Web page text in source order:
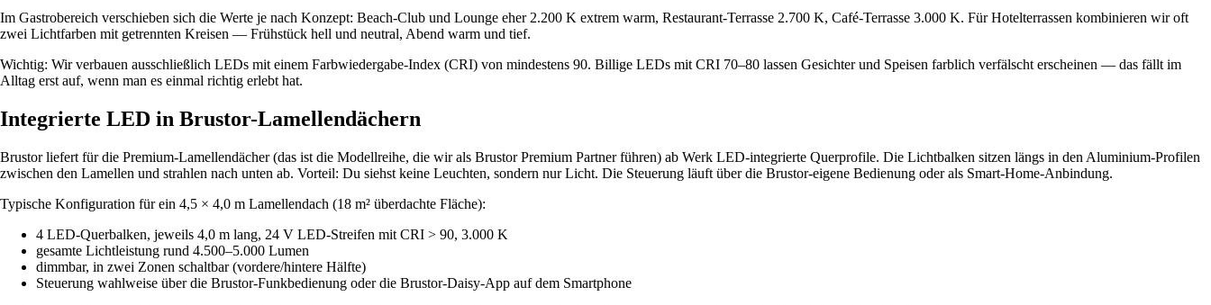
Im Gastrobereich verschieben sich die Werte je nach Konzept: Beach-Club und Lounge eher 2.200 K extrem warm, Restaurant-Terrasse 2.700 K, Café-Terrasse 3.000 K. Für Hotelterrassen kombinieren wir oft
zwei Lichtfarben mit getrennten Kreisen — Frühstück hell und neutral, Abend warm und tief.
Wichtig: Wir verbauen ausschließlich LEDs mit einem Farbwiedergabe-Index (CRI) von mindestens 90. Billige LEDs mit CRI 70–80 lassen Gesichter und Speisen farblich verfälscht erscheinen — das fällt im
Alltag erst auf, wenn man es einmal richtig erlebt hat.
Integrierte LED in Brustor-Lamellendächern
Brustor liefert für die Premium-Lamellendächer (das ist die Modellreihe, die wir als Brustor Premium Partner führen) ab Werk LED-integrierte Querprofile. Die Lichtbalken sitzen längs in den Aluminium-Profilen
zwischen den Lamellen und strahlen nach unten ab. Vorteil: Du siehst keine Leuchten, sondern nur Licht. Die Steuerung läuft über die Brustor-eigene Bedienung oder als Smart-Home-Anbindung.
Typische Konfiguration für ein 4,5 × 4,0 m Lamellendach (18 m² überdachte Fläche):
4 LED-Querbalken, jeweils 4,0 m lang, 24 V LED-Streifen mit CRI > 90, 3.000 K
gesamte Lichtleistung rund 4.500–5.000 Lumen
dimmbar, in zwei Zonen schaltbar (vordere/hintere Hälfte)
Steuerung wahlweise über die Brustor-Funkbedienung oder die Brustor-Daisy-App auf dem Smartphone